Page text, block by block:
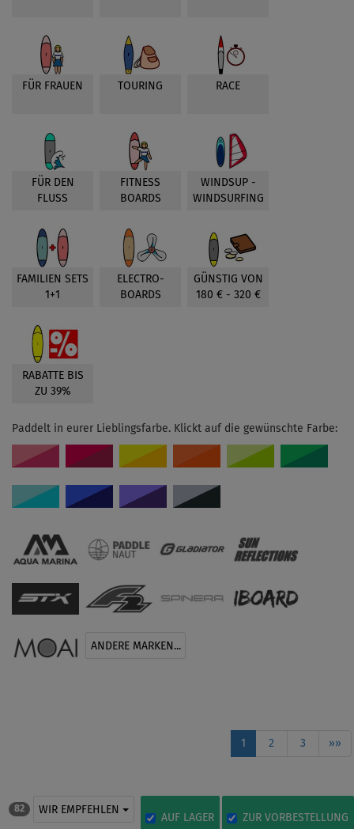
FÜR FRAUEN TOURING RACE
FÜR DEN
FLUSS
FITNESS
BOARDS
WINDSUP -
WINDSURFING
FAMILIEN SETS
1+1
ELECTRO-
BOARDS
GÜNSTIG VON
180 € - 320 €
RABATTE BIS
ZU 39%
Paddelt in eurer Lieblingsfarbe. Klickt auf die gewünschte Farbe:
ANDERE MARKEN...
1 2 3 »»
82 WIR EMPFEHLEN
AUF LAGER ZUR VORBESTELLUNG